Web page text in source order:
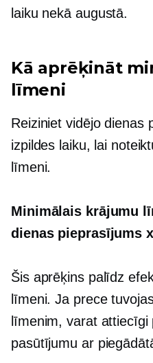
laiku nekā augustā.
Kā aprēķināt
līmeni
Reiziniet vidējo dienas
izpildes laiku, lai
līmeni.
Minimālais krājumu
dienas pieprasījums
Šis aprēķins palīdz
līmeni. Ja prece
līmenim, varat
pasūtījumu ar